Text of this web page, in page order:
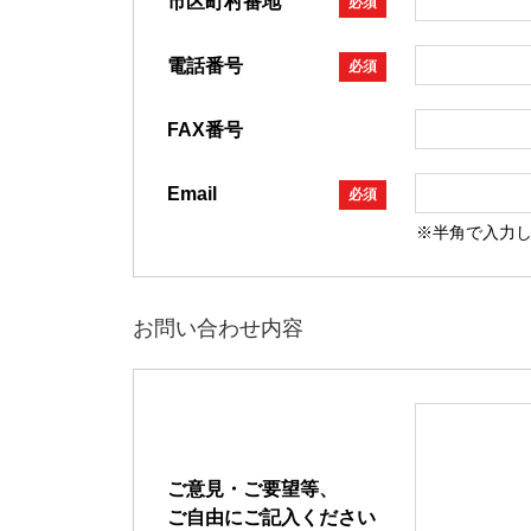
電話番号 必須
FAX番号
Email 必須
※半角で入力し
お問い合わせ内容
ご意見・ご要望等、
ご自由にご記入ください